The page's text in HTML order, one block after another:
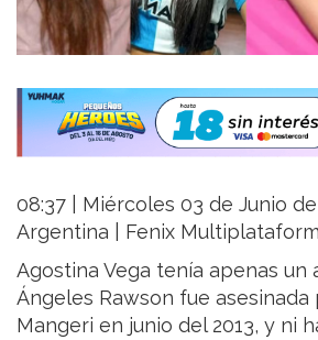
08:37 | Miércoles 03 de Junio
Argentina | Fenix
Agostina Vega tenía apenas un
Ángeles Rawson fue asesinada
Mangeri en junio del 2013, y ni